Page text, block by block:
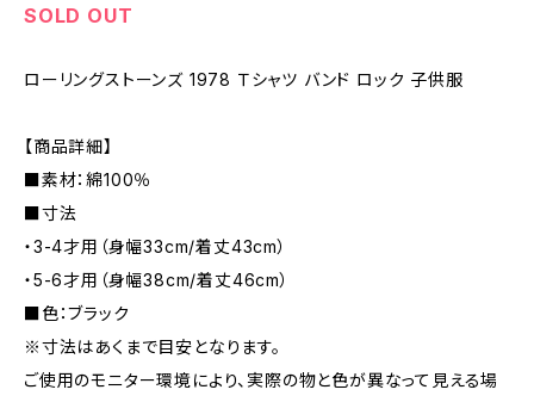
SOLD OUT
ローリングストーンズ 1978 Ｔシャツ バンド ロック 子供服
【商品詳細】
■素材：綿100％
■寸法
・3-4才用（身幅33cm/着丈43cm）
・5-6才用（身幅38cm/着丈46cm）
■色：ブラック
※寸法はあくまで目安となります。
ご使用のモニター環境により、実際の物と色が異なって見える場